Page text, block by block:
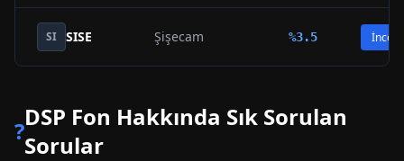
SI SISE Şişecam %3.5 İncele
?DSP Fon Hakkında Sık Sorulan
Sorular